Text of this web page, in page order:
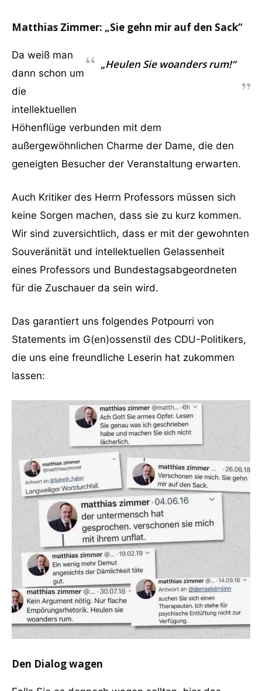
Matthias Zimmer: „Sie gehn mir auf den Sack“
„Heulen Sie woanders rum!“
Da weiß man
dann schon um
die
intellektuellen
Höhenflüge verbunden mit dem
außergewöhnlichen Charme der Dame, die den
geneigten Besucher der Veranstaltung erwarten.
Auch Kritiker des Herrn Professors müssen sich
keine Sorgen machen, dass sie zu kurz kommen.
Wir sind zuversichtlich, dass er mit der gewohnten
Souveränität und intellektuellen Gelassenheit
eines Professors und Bundestagsabgeordneten
für die Zuschauer da sein wird.
Das garantiert uns folgendes Potpourri von
Statements im G(en)ossenstil des CDU-Politikers,
die uns eine freundliche Leserin hat zukommen
lassen:
Den Dialog wagen